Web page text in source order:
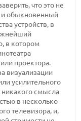
что это не
и обыкновенный
устройств, в
в котором
проектора.
визуализации
усилительного
никакого смысла
в несколько
телевизора, и,